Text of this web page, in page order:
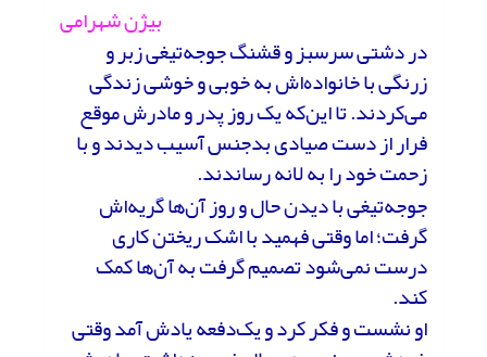
بیژن شهرامی
در دشتی سرسبز و قشنگ جوجه‌تیغی زبر و
زرنگی با خانواده‌اش به خوبی و خوشی زندگی
می‌کردند. تا این‌که یک روز پدر و مادرش موقع
فرار از دست صیادی بدجنس آسیب دیدند و با
زحمت خود را به لانه رساندند.
جوجه‌تیغی با دیدن حال و روز آن‌ها گریه‌اش
گرفت؛ اما وقتی فهمید با اشک ریختن کاری
درست نمی‌شود تصمیم گرفت به آن‌ها کمک
کند.
او نشست و فکر کرد و یک‌دفعه یادش آمد وقتی